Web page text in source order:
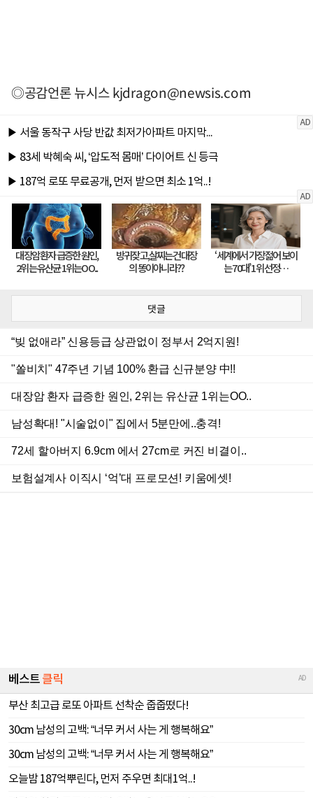
◎공감언론 뉴시스kjdragon@newsis.com
댓글